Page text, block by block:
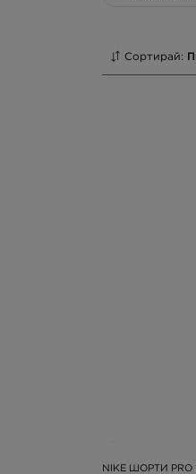
Сортирай:
NIKE ШОРТИ PRO